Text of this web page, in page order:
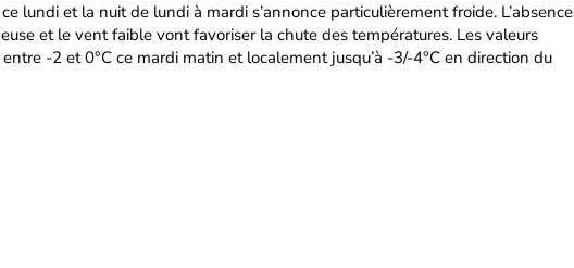
lundi et la nuit de lundi à mardi s’annonce particulièrement froide. L’absence
et le vent faible vont favoriser la chute des températures. Les valeurs
-2 et 0°C ce mardi matin et localement jusqu’à -3/-4°C en direction du